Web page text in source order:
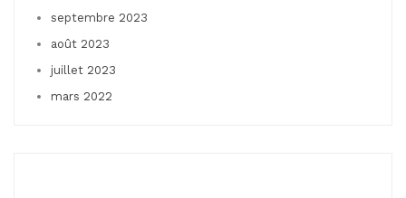
septembre 2023
août 2023
juillet 2023
mars 2022